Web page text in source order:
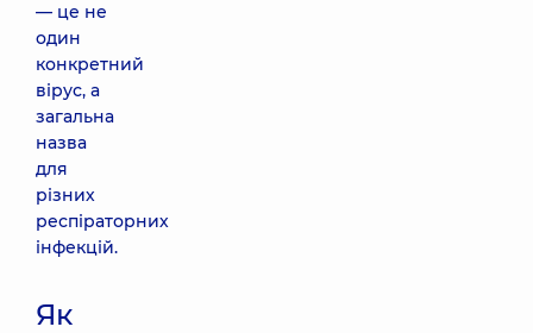
— це не
один
конкретний
вірус, а
загальна
назва
для
різних
респіраторних
інфекцій.
Як